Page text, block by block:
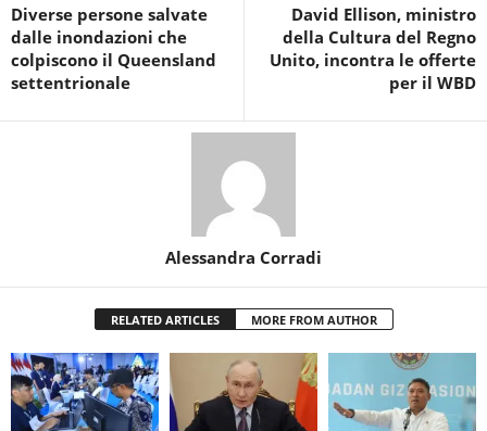
Diverse persone salvate
dalle inondazioni che
colpiscono il Queensland
settentrionale
David Ellison, ministro
della Cultura del Regno
Unito, incontra le offerte
per il WBD
Alessandra Corradi
RELATED ARTICLES MORE FROM AUTHOR